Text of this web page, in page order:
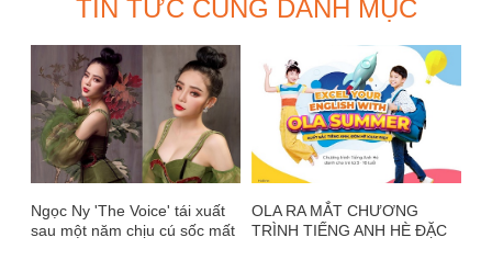
TIN TỨC CÙNG DANH MỤC
Ngọc Ny 'The Voice' tái xuất
sau một năm chịu cú sốc mất
OLA RA MẮT CHƯƠNG
TRÌNH TIẾNG ANH HÈ ĐẶC